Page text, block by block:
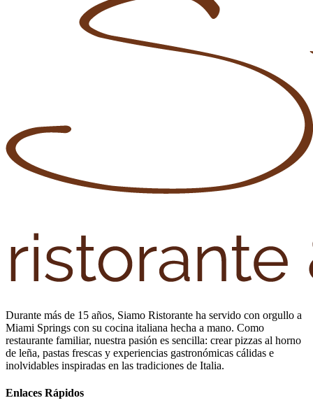
Durante más de 15 años, Siamo Ristorante ha servido con orgullo a
Miami Springs con su cocina italiana hecha a mano. Como
restaurante familiar, nuestra pasión es sencilla: crear pizzas al horno
de leña, pastas frescas y experiencias gastronómicas cálidas e
inolvidables inspiradas en las tradiciones de Italia.
Enlaces Rápidos